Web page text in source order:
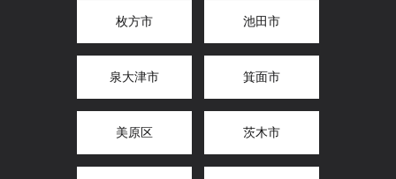
枚方市 池田市
泉大津市 箕面市
美原区 茨木市